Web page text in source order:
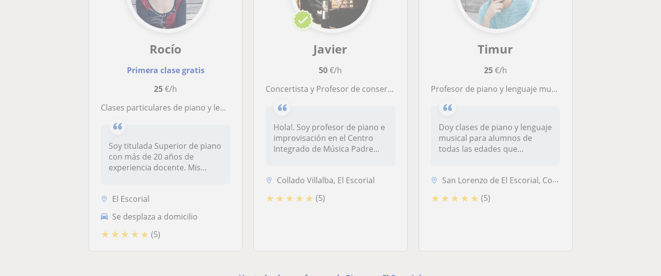
Rocío
Primera clase gratis
25€/h
Clases particulares de piano y lenguaje musical
Soy titulada Superior de piano
con más de 20 años de
experiencia docente. Mis
El Escorial
Se desplaza a domicilio
★ ★ ★ ★ ★ (5)
Javier
50€/h
Concertista y Profesor de conservatorio de piano / improvisación
Hola!. Soy profesor de piano e
improvisación en el Centro
Integrado de Música Padre...
Collado Villalba, El Escorial
★ ★ ★ ★ ★ (5)
Timur
25€/h
Profesor de piano y lenguaje musical, escuela rusa
Doy clases de piano y lenguaje
musical para alumnos de
todas las edades que
San Lorenzo de El Escorial, Collado Villalba, El Escorial, Galapagar, ...
★ ★ ★ ★ ★ (5)